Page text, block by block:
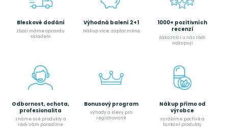
Bleskové dodání
zboží máme opravdu
skladem
Výhodná balení 2+1
Nakup více, zaplať méně
1000+ pozitivních
recenzí
zákazníci u nás rádi
nakupují
Odbornost, ochota,
profesionalita
známe své produkty a
rádi Vám poradíme
Bonusový program
výhody a slevy pro
registrované
Nákup přímo od
výrobce
vyrábíme poctívé a
funkční produkty